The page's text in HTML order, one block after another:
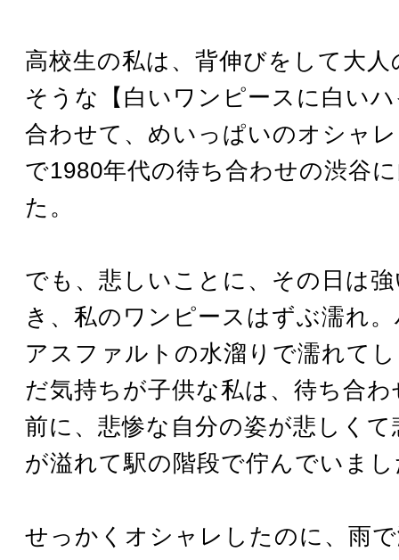
高校生の私は、背伸びをして大
そうな【白いワンピースに白い
合わせて、めいっぱいのオシャ
で1980年代の待ち合わせの渋谷
た。
でも、悲しいことに、その日は
き、私のワンピースはずぶ濡れ
アスファルトの水溜りで濡れて
だ気持ちが子供な私は、待ち合
前に、悲惨な自分の姿が悲しく
が溢れて駅の階段で佇んでいま
せっかくオシャレしたのに、雨